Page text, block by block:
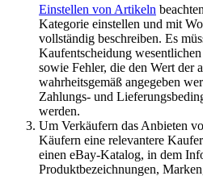
Einstellen von Artikeln
Kategorie einstellen und mit
vollständig beschreiben. Es
Kaufentscheidung
sowie Fehler, die den Wert der
wahrheitsgemäß angegeben
Zahlungs- und
werden.
Um Verkäufern das Anbieten
Käufern eine relevantere
einen eBay-Katalog, in dem
Produktbezeichnungen,